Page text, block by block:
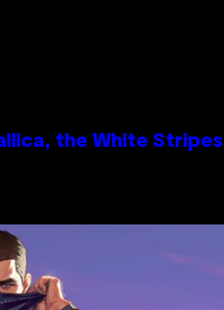
the White